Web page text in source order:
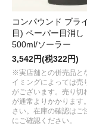
コンパウンド ブラ
目) ペーパー目消し
500ml/ソーラー
3,542円(税322円)
※実店舗との併売品と
イミングによっては売
がございます。売り切
が通常よりかかります
さい。在庫の確認はご
にご確認ください。